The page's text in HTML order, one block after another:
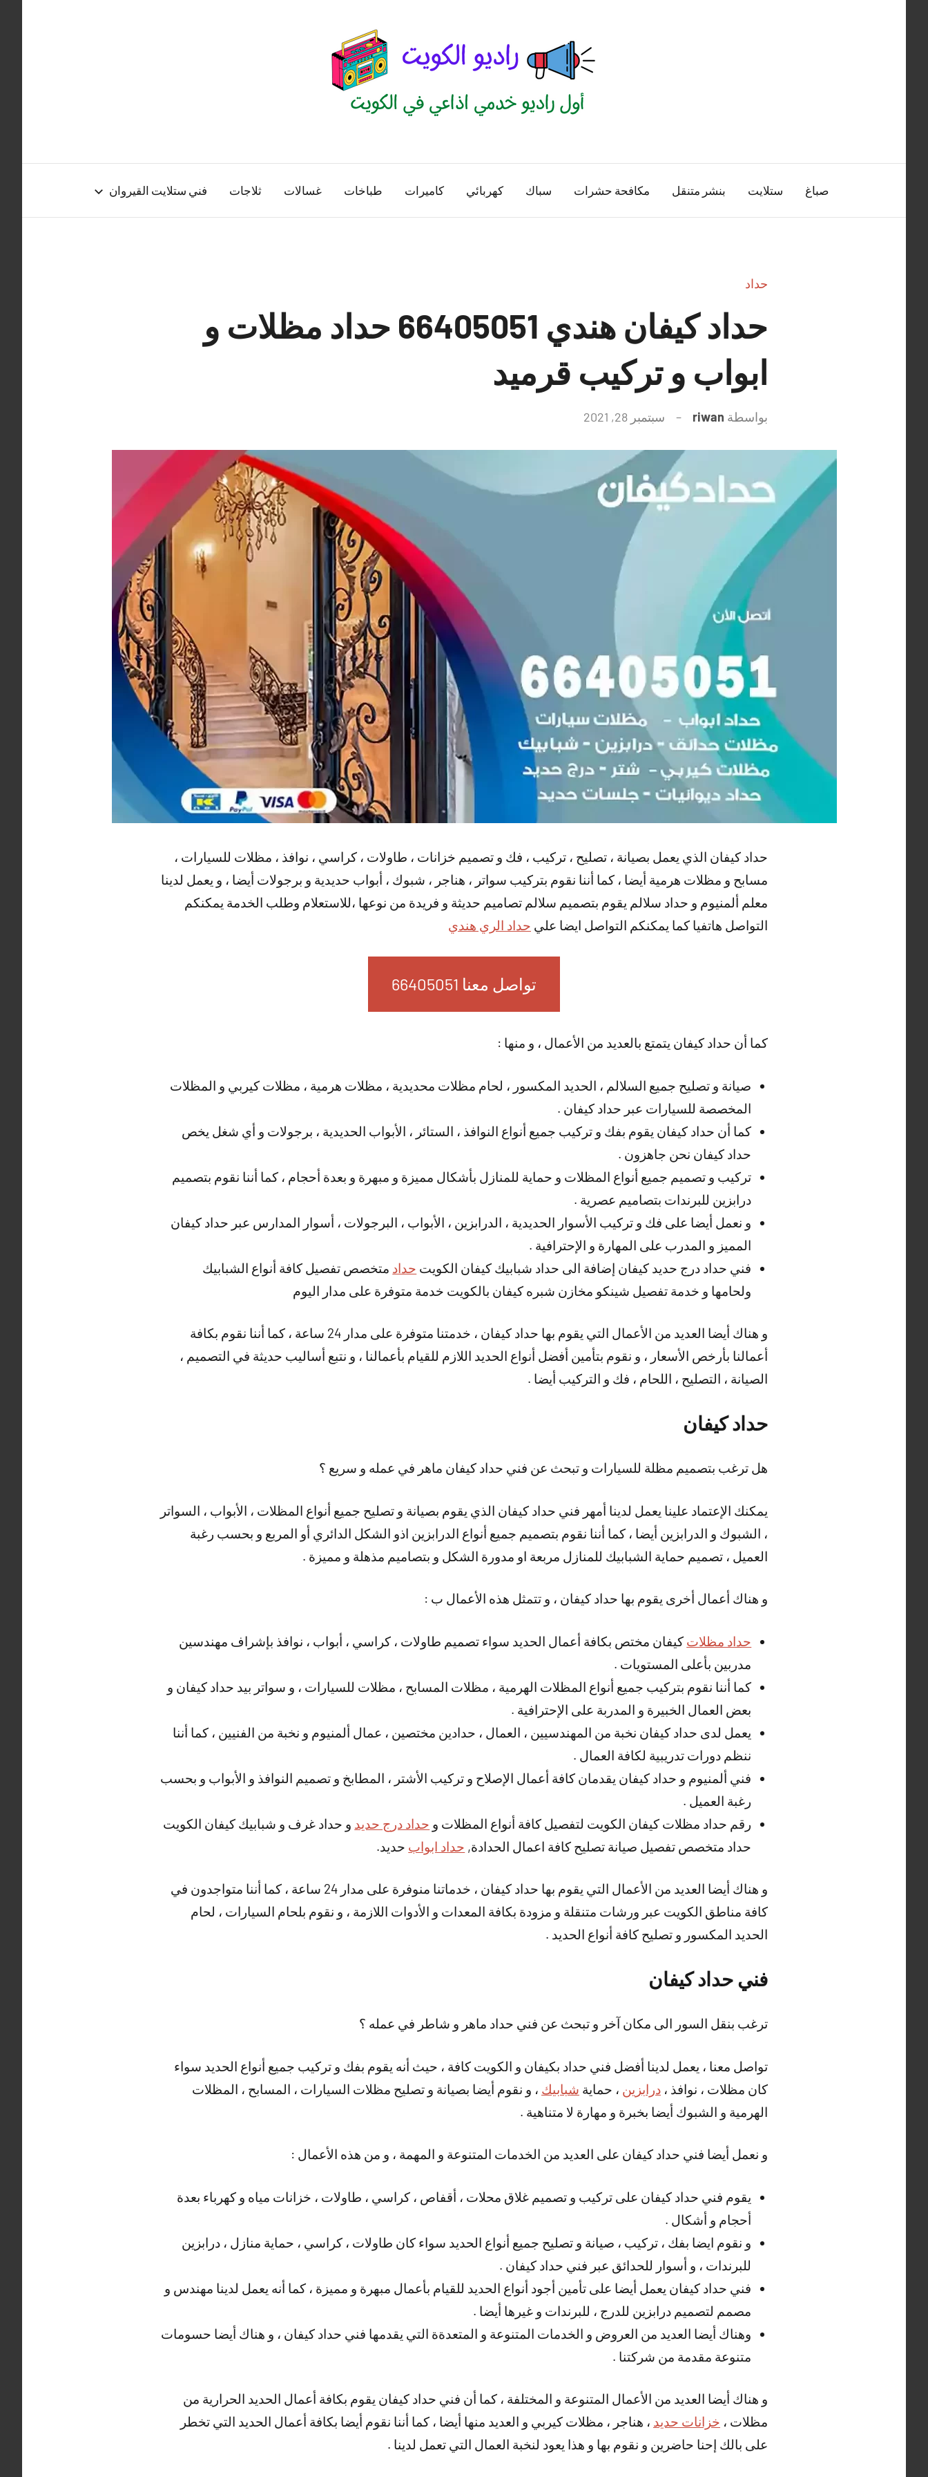
الكويت
منصة
اذاعية
صباغ ستلايت بنشر متنقل مكافحة حشرات سباك كهربائي كاميرات طباخات غسالات ثلاجات فني ستلايت القيروان
حداد
حداد كيفان هندي 66405051 حداد مظلات و
ابواب و تركيب قرميد
بواسطة riwan سبتمبر 28, 2021
حداد كيفان الذي يعمل بصيانة ، تصليح ، تركيب ، فك و تصميم خزانات ، طاولات ، كراسي ، نوافذ ، مظلات للسيارات ،
مسابح و مظلات هرمية أيضا ، كما أننا نقوم بتركيب سواتر ، هناجر ، شبوك ، أبواب حديدية و برجولات أيضا ، و يعمل لدينا
معلم ألمنيوم و حداد سلالم يقوم بتصميم سلالم تصاميم حديثة و فريدة من نوعها ،للاستعلام وطلب الخدمة يمكنكم
التواصل هاتفيا كما يمكنكم التواصل ايضا علي حداد الري هندي
تواصل معنا 66405051
كما أن حداد كيفان يتمتع بالعديد من الأعمال ، و منها :
صيانة و تصليح جميع السلالم ، الحديد المكسور ، لحام مظلات محديدية ، مظلات هرمية ، مظلات كيربي و المظلات
المخصصة للسيارات عبر حداد كيفان .
كما أن حداد كيفان يقوم بفك و تركيب جميع أنواع النوافذ ، الستائر ، الأبواب الحديدية ، برجولات و أي شغل يخص
حداد كيفان نحن جاهزون .
تركيب و تصميم جميع أنواع المظلات و حماية للمنازل بأشكال مميزة و مبهرة و بعدة أحجام ، كما أننا نقوم بتصميم
درابزين للبرندات بتصاميم عصرية .
و نعمل أيضا على فك و تركيب الأسوار الحديدية ، الدرابزين ، الأبواب ، البرجولات ، أسوار المدارس عبر حداد كيفان
المميز و المدرب على المهارة و الإحترافية .
فني حداد درج حديد كيفان إضافة الى حداد شبابيك كيفان الكويت حداد متخصص تفصيل كافة أنواع الشبابيك
ولحامها و خدمة تفصيل شينكو مخازن شبره كيفان بالكويت خدمة متوفرة على مدار اليوم
و هناك أيضا العديد من الأعمال التي يقوم بها حداد كيفان ، خدمتنا متوفرة على مدار 24 ساعة ، كما أننا نقوم بكافة
أعمالنا بأرخص الأسعار ، و نقوم بتأمين أفضل أنواع الحديد اللازم للقيام بأعمالنا ، و نتبع أساليب حديثة في التصميم ،
الصيانة ، التصليح ، اللحام ، فك و التركيب أيضا .
حداد كيفان
هل ترغب بتصميم مظلة للسيارات و تبحث عن فني حداد كيفان ماهر في عمله و سريع ؟
يمكنك الإعتماد علينا يعمل لدينا أمهر فني حداد كيفان الذي يقوم بصيانة و تصليح جميع أنواع المظلات ، الأبواب ، السواتر
، الشبوك و الدرابزين أيضا ، كما أننا نقوم بتصميم جميع أنواع الدرابزين اذو الشكل الدائري أو المربع و بحسب رغبة
العميل ، تصميم حماية الشبابيك للمنازل مربعة او مدورة الشكل و بتصاميم مذهلة و مميزة .
و هناك أعمال أخرى يقوم بها حداد كيفان ، و تتمثل هذه الأعمال ب :
حداد مظلات كيفان مختص بكافة أعمال الحديد سواء تصميم طاولات ، كراسي ، أبواب ، نوافذ بإشراف مهندسين
مدربين بأعلى المستويات .
كما أننا نقوم بتركيب جميع أنواع المظلات الهرمية ، مظلات المسابح ، مظلات للسيارات ، و سواتر بيد حداد كيفان و
بعض العمال الخبيرة و المدربة على الإحترافية .
يعمل لدى حداد كيفان نخبة من المهندسيين ، العمال ، حدادين مختصين ، عمال ألمنيوم و نخبة من الفنيين ، كما أننا
ننظم دورات تدريبية لكافة العمال .
فني ألمنيوم و حداد كيفان يقدمان كافة أعمال الإصلاح و تركيب الأشتر ، المطابخ و تصميم النوافذ و الأبواب و بحسب
رغبة العميل .
رقم حداد مظلات كيفان الكويت لتفصيل كافة أنواع المظلات و حداد درج حديد و حداد غرف و شبابيك كيفان الكويت
حداد متخصص تفصيل صيانة تصليح كافة اعمال الحدادة, حداد ابواب حديد.
و هناك أيضا العديد من الأعمال التي يقوم بها حداد كيفان ، خدماتنا منوفرة على مدار 24 ساعة ، كما أننا متواجدون في
كافة مناطق الكويت عبر ورشات متنقلة و مزودة بكافة المعدات و الأدوات اللازمة ، و نقوم بلحام السيارات ، لحام
الحديد المكسور و تصليح كافة أنواع الحديد .
فني حداد كيفان
ترغب بنقل السور الى مكان آخر و تبحث عن فني حداد ماهر و شاطر في عمله ؟
تواصل معنا ، يعمل لدينا أفضل فني حداد بكيفان و الكويت كافة ، حيث أنه يقوم بفك و تركيب جميع أنواع الحديد سواء
كان مظلات ، نوافذ ، درابزين ، حماية شبابيك ، و نقوم أيضا بصيانة و تصليح مظلات السيارات ، المسابح ، المظلات
الهرمية و الشبوك أيضا بخبرة و مهارة لا متناهية .
و نعمل أيضا فني حداد كيفان على العديد من الخدمات المتنوعة و المهمة ، و من هذه الأعمال :
يقوم فني حداد كيفان على تركيب و تصميم غلاق محلات ، أقفاص ، كراسي ، طاولات ، خزانات مياه و كهرباء بعدة
أحجام و أشكال .
و نقوم ايضا بفك ، تركيب ، صيانة و تصليح جميع أنواع الحديد سواء كان طاولات ، كراسي ، حماية منازل ، درابزين
للبرندات ، و أسوار للحدائق عبر فني حداد كيفان .
فني حداد كيفان يعمل أيضا على تأمين أجود أنواع الحديد للقيام بأعمال مبهرة و مميزة ، كما أنه يعمل لدينا مهندس و
مصمم لتصميم درابزين للدرج ، للبرندات و غيرها أيضا .
وهناك أيضا العديد من العروض و الخدمات المتنوعة و المتعدةة التي يقدمها فني حداد كيفان ، و هناك أيضا حسومات
متنوعة مقدمة من شركتنا .
و هناك أيضا العديد من الأعمال المتنوعة و المختلفة ، كما أن فني حداد كيفان يقوم بكافة أعمال الحديد الحرارية من
مظلات ، خزانات حديد ، هناجر ، مظلات كيربي و العديد منها أيضا ، كما أننا نقوم أيضا بكافة أعمال الحديد التي تخطر
على بالك إحنا حاضرين و نقوم بها و هذا يعود لنخبة العمال التي تعمل لدينا .